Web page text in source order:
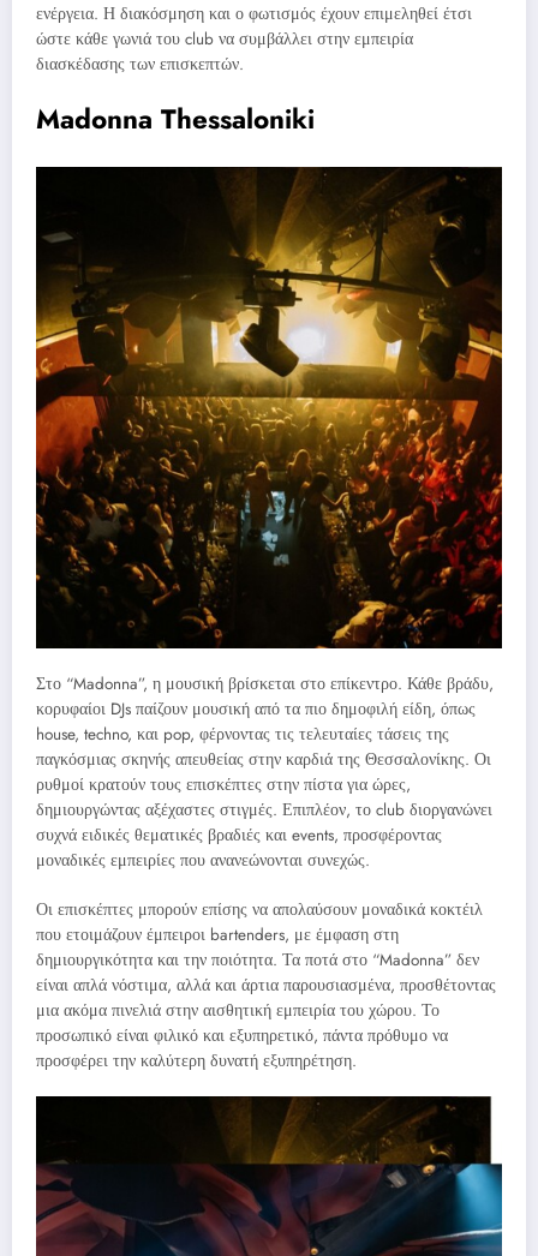
ενέργεια. Η διακόσμηση και ο φωτισμός έχουν επιμεληθεί έτσι
ώστε κάθε γωνιά του club να συμβάλλει στην εμπειρία
διασκέδασης των επισκεπτών.
Madonna Thessaloniki
Στο “Madonna”, η μουσική βρίσκεται στο επίκεντρο. Κάθε βράδυ,
κορυφαίοι DJs παίζουν μουσική από τα πιο δημοφιλή είδη, όπως
house, techno, και pop, φέρνοντας τις τελευταίες τάσεις της
παγκόσμιας σκηνής απευθείας στην καρδιά της Θεσσαλονίκης. Οι
ρυθμοί κρατούν τους επισκέπτες στην πίστα για ώρες,
δημιουργώντας αξέχαστες στιγμές. Επιπλέον, το club διοργανώνει
συχνά ειδικές θεματικές βραδιές και events, προσφέροντας
μοναδικές εμπειρίες που ανανεώνονται συνεχώς.
Οι επισκέπτες μπορούν επίσης να απολαύσουν μοναδικά κοκτέιλ
που ετοιμάζουν έμπειροι bartenders, με έμφαση στη
δημιουργικότητα και την ποιότητα. Τα ποτά στο “Madonna” δεν
είναι απλά νόστιμα, αλλά και άρτια παρουσιασμένα, προσθέτοντας
μια ακόμα πινελιά στην αισθητική εμπειρία του χώρου. Το
προσωπικό είναι φιλικό και εξυπηρετικό, πάντα πρόθυμο να
προσφέρει την καλύτερη δυνατή εξυπηρέτηση.